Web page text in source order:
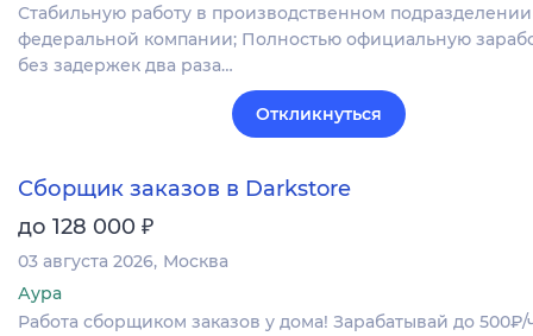
Стабильную работу в производственном
федеральной компании; Полностью официальную
без задержек два раза…
Откликнуться
Сборщик заказов в Darkstore
до 128 000 ₽
03 августа 2026 Москва
Аура
Работа сборщиком заказов у дома! Зарабатывай до 500₽/